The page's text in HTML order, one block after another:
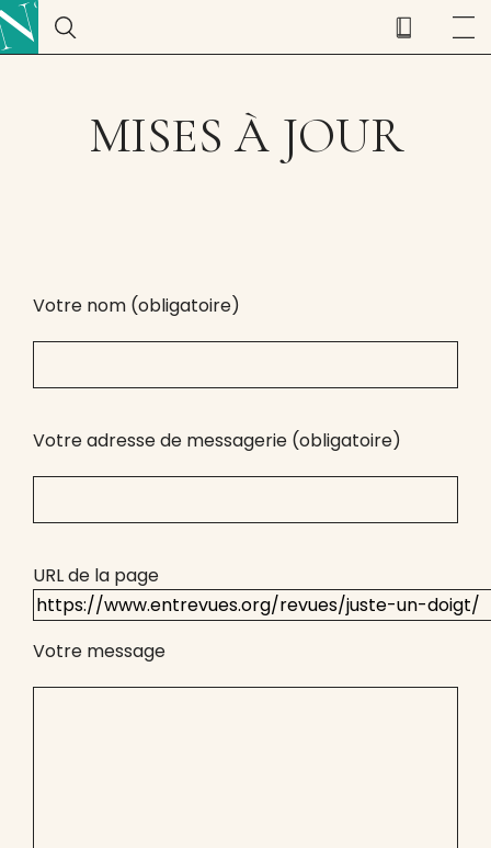
MISES À JOUR
Votre nom (obligatoire)
Votre adresse de messagerie (obligatoire)
URL de la page
Votre message